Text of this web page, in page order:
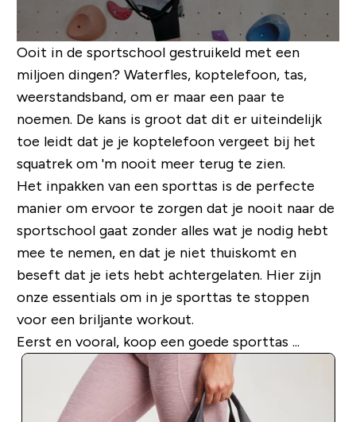
Ooit in de sportschool gestruikeld met een
miljoen dingen? Waterfles, koptelefoon, tas,
weerstandsband, om er maar een paar te
noemen. De kans is groot dat dit er uiteindelijk
toe leidt dat je je koptelefoon vergeet bij het
squatrek om 'm nooit meer terug te zien.
Het inpakken van een sporttas is de perfecte
manier om ervoor te zorgen dat je nooit naar de
sportschool gaat zonder alles wat je nodig hebt
mee te nemen, en dat je niet thuiskomt en
beseft dat je iets hebt achtergelaten. Hier zijn
onze essentials om in je sporttas te stoppen
voor een briljante workout.
Eerst en vooral, koop een goede sporttas ...